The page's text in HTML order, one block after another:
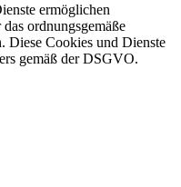
ermöglichen
ordnungsgemäße
Diese Cookies und Dienste
gemäß der DSGVO.